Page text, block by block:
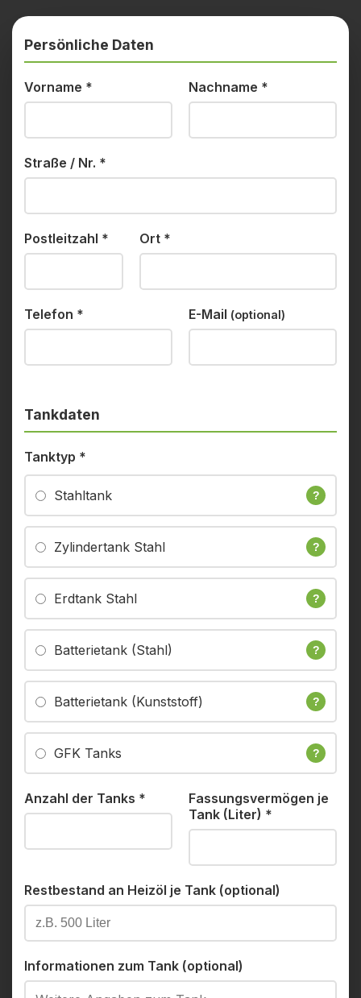
Persönliche Daten
Vorname * Nachname *
Straße / Nr. *
Postleitzahl * Ort *
Telefon * E-Mail (optional)
Tankdaten
Tanktyp *
Stahltank ?
Zylindertank Stahl ?
Erdtank Stahl ?
Batterietank (Stahl) ?
Batterietank (Kunststoff) ?
GFK Tanks ?
Anzahl der Tanks *
Fassungsvermögen je
Tank (Liter) *
Restbestand an Heizöl je Tank (optional)
Informationen zum Tank (optional)